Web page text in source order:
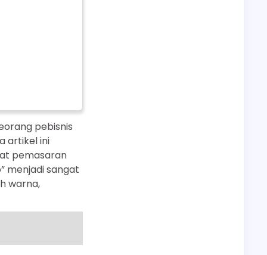
pebisnis
artikel ini
pemasaran
menjadi sangat
warna,